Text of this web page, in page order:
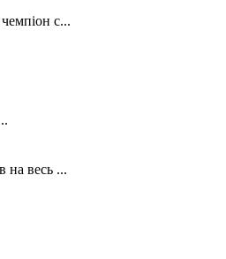
с...
на весь ...